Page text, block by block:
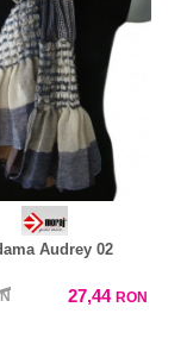
Audrey 02
27,44 RON